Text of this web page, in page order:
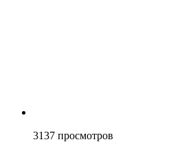
3137 просмотров